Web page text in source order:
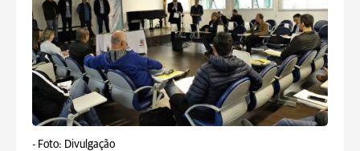
- Foto: Divulgação